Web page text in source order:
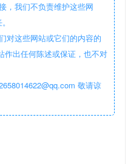
，我们不负责维护这些网
对这些网站或它们的内容的
作出任何陈述或保证，也不对
敬请谅